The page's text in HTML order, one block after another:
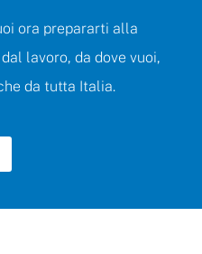
ora prepararti alla
lavoro, da dove vuoi,
da tutta Italia.